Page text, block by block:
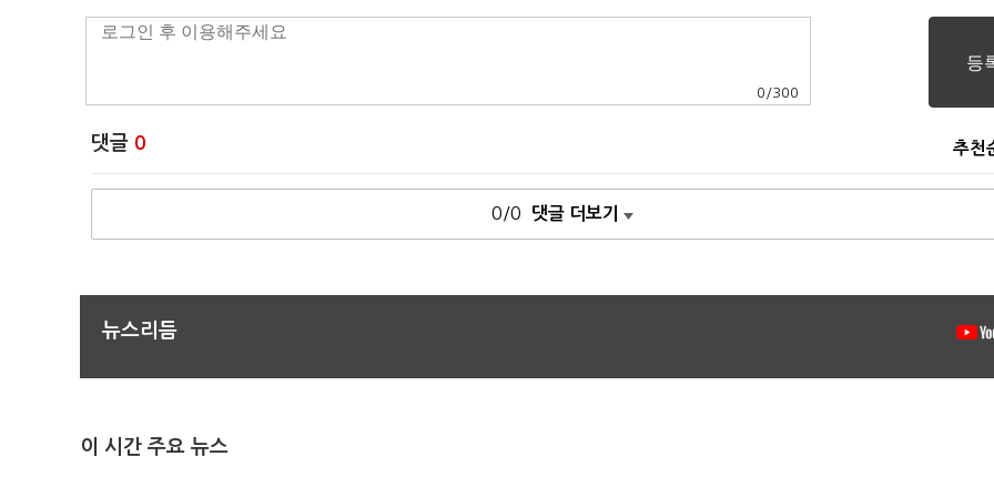
0 /300
댓글 0 추천
0/0 댓글 더보기
뉴스리듬
이 시간 주요 뉴스